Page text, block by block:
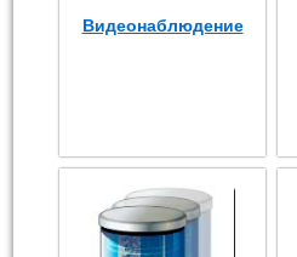
Видеонаблюдение